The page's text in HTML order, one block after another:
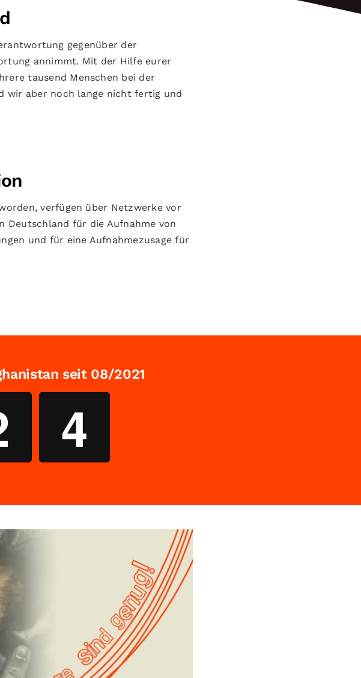
gegenüber der
annimmt. Mit der Hilfe eurer
tausend Menschen bei der
wir aber noch lange nicht fertig und
verfügen über Netzwerke vor
Deutschland für die Aufnahme von
und für eine Aufnahmezusage für
seit 08/2021
4